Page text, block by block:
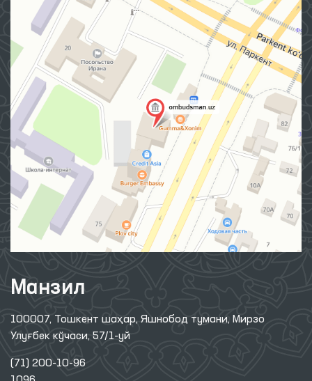
Манзил
100007, Тошкент шаҳар, Яшнобод тумани, Мирзо
Улуғбек кўчаси, 57/1-уй
(71) 200-10-96